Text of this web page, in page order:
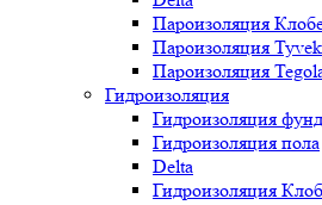
Пароизоляция
Пароизоляция Tyvek
Пароизоляция
Гидроизоляция
Гидроизоляция
Гидроизоляция пола
Delta
Гидроизоляция